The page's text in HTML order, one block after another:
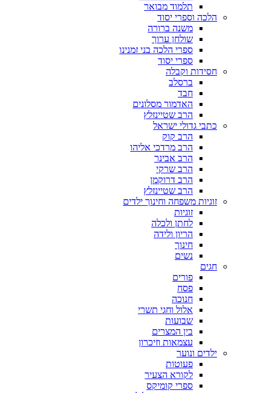
תלמוד מבואר
הלכה וספרי יסוד
משנה ברורה
שולחן ערוך
ספרי הלכה בני זמנינו
ספרי יסוד
חסידות וקבלה
ברסלב
חבד
האדמור מסלונים
הרב שטיינזלץ
כתבי גדולי ישראל
הרב קוק
הרב מרדכי אליהו
הרב אבינר
הרב שרקי
הרב דרוקמן
הרב שטיינזלץ
זוגיות משפחה וחינוך ילדים
זוגיות
לחתן ולכלה
הריון ולידה
חינוך
נשים
חגים
פורים
פסח
חנוכה
אלול וחגי תשרי
שבועות
בין המצרים
עצמאות וזיכרון
ילדים ונוער
פעוטות
לקורא הצעיר
ספרי קומיקס